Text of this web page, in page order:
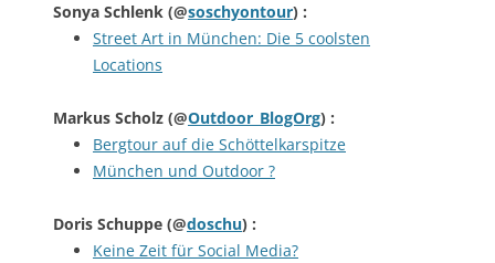
Sonya Schlenk (@soschyontour) :
Street Art in München: Die 5 coolsten
Locations
Markus Scholz (@Outdoor_BlogOrg) :
Bergtour auf die Schöttelkarspitze
München und Outdoor ?
Doris Schuppe (@doschu) :
Keine Zeit für Social Media?